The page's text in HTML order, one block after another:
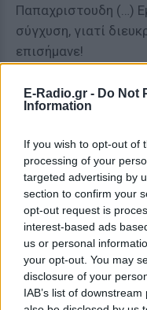
E-Radio.gr - Do Not
Information
If you wish to opt-out of
processing of your
targeted advertising by
section to confirm your
opt-out request is
interest-based ads
us or personal
your opt-out. You may
disclosure of your
IAB’s list of
Παπαχριστουδη (…)
σύγχυση, γιατί
επισήμανε!